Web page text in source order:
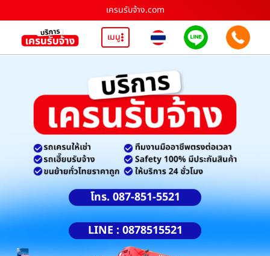
เครนรับจ้าง.com
เมนู
โทร. 087-851-5521
LINE : 0878515521